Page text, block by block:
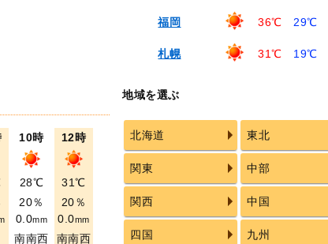
10時
28℃
20％
0.0mm
南南西
12時
31℃
20％
0.0mm
南南西
福岡 36℃ 29℃
札幌 31℃ 19℃
地域を選ぶ
北海道 東北
関東 中部
関西 中国
四国 九州